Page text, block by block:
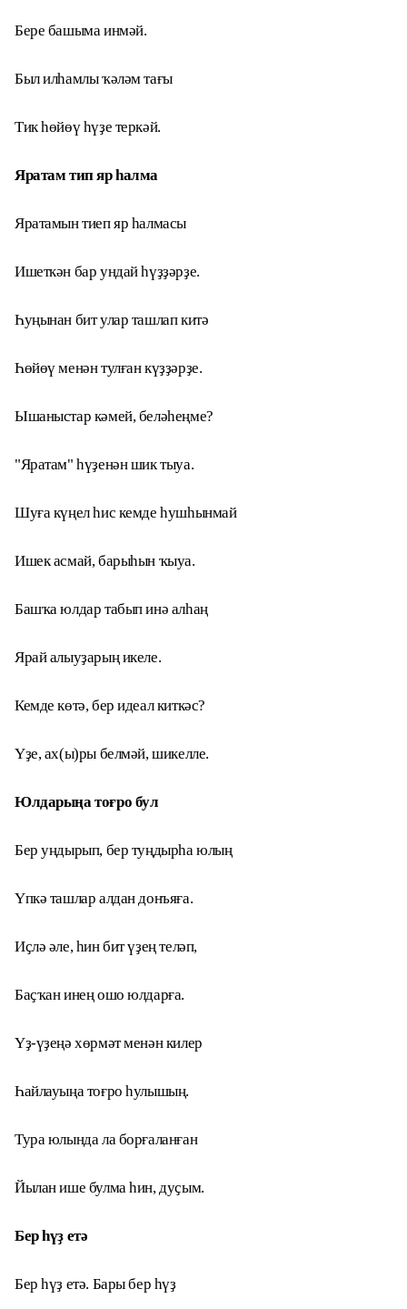
Бере башыма инмәй.
Был илһамлы ҡәләм тағы
Тик һөйөү һүҙе теркәй.
Яратам тип яр һалма
Яратамын тиеп яр һалмасы
Ишеткән бар ундай һүҙҙәрҙе.
Һуңынан бит улар ташлап китә
Һөйөү менән тулған күҙҙәрҙе.
Ышаныстар кәмей, беләһеңме?
"Яратам" һүҙенән шик тыуа.
Шуға күңел һис кемде һушһынмай
Ишек асмай, барыһын ҡыуа.
Башҡа юлдар табып инә алһаң
Ярай алыуҙарың икеле.
Кемде көтә, бер идеал киткәс?
Үҙе, ах(ы)ры белмәй, шикелле.
Юлдарыңа тоғро бул
Бер уңдырып, бер туңдырһа юлың
Үпкә ташлар алдан донъяға.
Иҫлә әле, һин бит үҙең теләп,
Баҫҡан инең ошо юлдарға.
Үҙ-үҙеңә хөрмәт менән килер
Һайлауыңа тоғро һулышың.
Тура юлында ла борғаланған
Йылан ише булма һин, дуҫым.
Бер һүҙ етә
Бер һүҙ етә. Бары бер һүҙ